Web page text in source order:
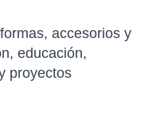
accesorios y
educación,
proyectos